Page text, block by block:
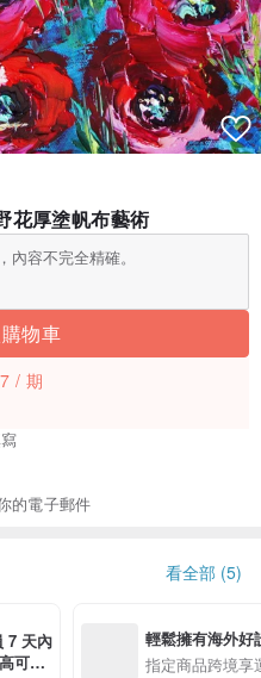
花厚塗帆布藝術
容不完全精確。
物車
/ 期
的電子郵件
看全部 (5)
7 天內
可折
輕鬆擁有海外好
指定商品跨境享